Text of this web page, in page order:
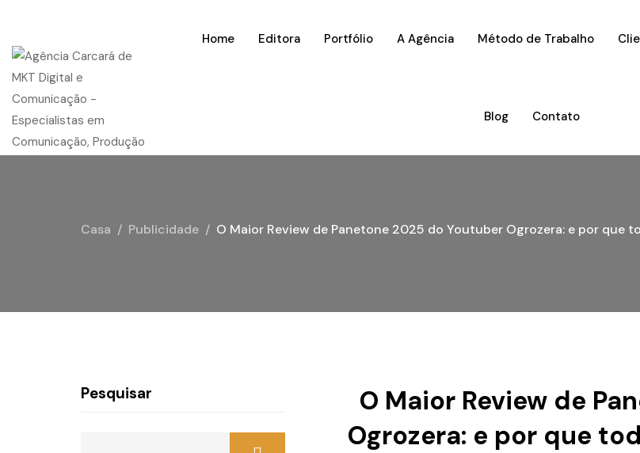
Home Editora Portfólio A Agência Método de Trabalho
Blog Contato
Casa Publicidade O Maior Review de Panetone 2025 do Youtuber Ogrozera: e por que
O Maior Review de
Ogrozera: e por que
Pesquisar